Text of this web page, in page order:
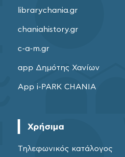
librarychania.gr
chaniahistory.gr
c-a-m.gr
app Δημότης Χανίων
App i-PARK CHANIA
Χρήσιμα
Τηλεφωνικός κατάλογος